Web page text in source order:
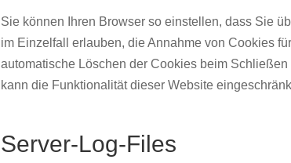
Sie können Ihren Browser so einstellen, dass Sie
im Einzelfall erlauben, die Annahme von Cookies
automatische Löschen der Cookies beim
kann die Funktionalität dieser Website
Server-Log-Files